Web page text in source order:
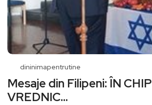
dininimapentrutine
Mesaje din Filipeni: ÎN CHIP
VREDNIC…